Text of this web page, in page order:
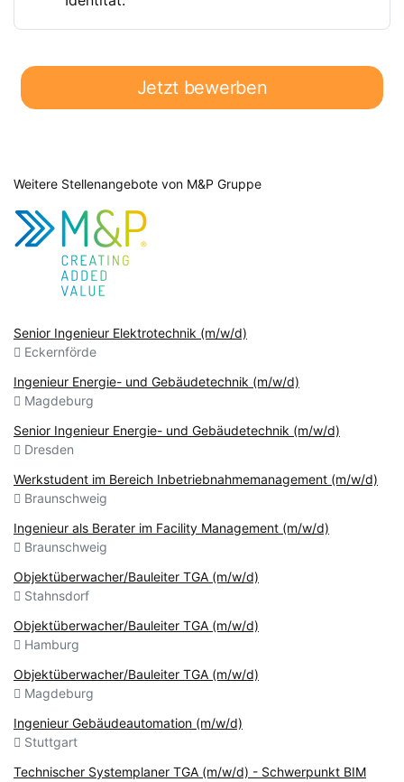
Jetzt bewerben
Weitere Stellenangebote von M&P Gruppe
Senior Ingenieur Elektrotechnik (m/w/d)
Eckernförde
Ingenieur Energie- und Gebäudetechnik (m/w/d)
Magdeburg
Senior Ingenieur Energie- und Gebäudetechnik (m/w/d)
Dresden
Werkstudent im Bereich Inbetriebnahmemanagement (m/w/d)
Braunschweig
Ingenieur als Berater im Facility Management (m/w/d)
Braunschweig
Objektüberwacher/Bauleiter TGA (m/w/d)
Stahnsdorf
Objektüberwacher/Bauleiter TGA (m/w/d)
Hamburg
Objektüberwacher/Bauleiter TGA (m/w/d)
Magdeburg
Ingenieur Gebäudeautomation (m/w/d)
Stuttgart
Technischer Systemplaner TGA (m/w/d) - Schwerpunkt BIM